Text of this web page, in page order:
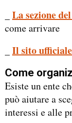
La sezione
come arrivare
Il sito
Come
Esiste un ente
può aiutare a
interessi e alle